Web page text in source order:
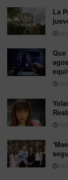
La
06/
06/
06/
06/